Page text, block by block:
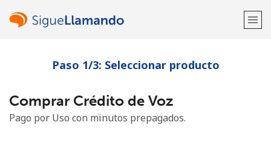
¡Bienvenido!
¿Ya tienes una cuenta?Inicia sesión →
Paso 1/3: Seleccionar producto
Comprar Crédito de Voz
Pago por Uso con minutos prepagados.